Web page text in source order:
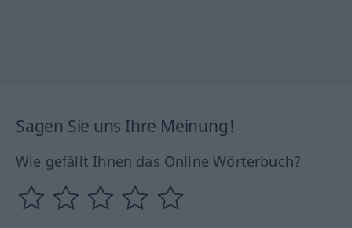
Sagen Sie uns Ihre Meinung!
Wie gefällt Ihnen das Online Wörterbuch?